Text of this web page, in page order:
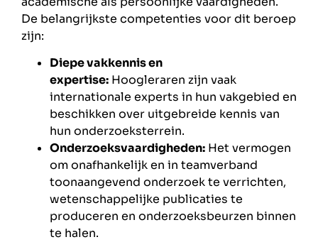
De belangrijkste competenties voor dit beroep
zijn:
Diepe vakkennis en
expertise: Hoogleraren zijn vaak
internationale experts in hun vakgebied en
beschikken over uitgebreide kennis van
hun onderzoeksterrein.
Onderzoeksvaardigheden: Het vermogen
om onafhankelijk en in teamverband
toonaangevend onderzoek te verrichten,
wetenschappelijke publicaties te
produceren en onderzoeksbeurzen binnen
te halen.